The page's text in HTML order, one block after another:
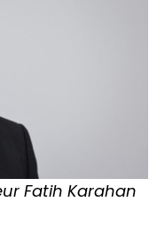
Fatih Karahan